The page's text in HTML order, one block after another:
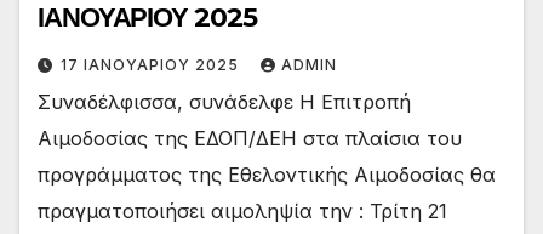
ΙΑΝΟΥΑΡΙΟΥ 2025
17 ΙΑΝΟΥΑΡΊΟΥ 2025 ADMIN
Συναδέλφισσα, συνάδελφε Η Επιτροπή
Αιμοδοσίας της ΕΔΟΠ/ΔΕΗ στα πλαίσια του
προγράμματος της Εθελοντικής Αιμοδοσίας θα
πραγματοποιήσει αιμοληψία την : Τρίτη 21